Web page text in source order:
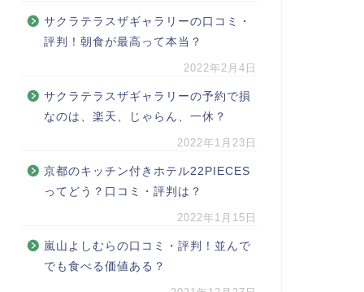
サクラテラスザギャラリーの口コミ・
評判！朝食が最高って本当？
2022年2月4日
サクラテラスザギャラリーの予約で損
なのは、楽天、じゃらん、一休？
2022年1月23日
京都のキッチン付きホテル22PIECES
ってどう？口コミ・評判は？
2022年1月15日
嵐山よしむらの口コミ・評判！並んで
でも食べる価値ある？